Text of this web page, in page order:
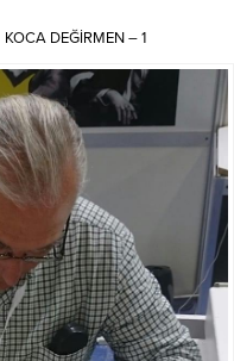
KOCA DEĞİRMEN – 1